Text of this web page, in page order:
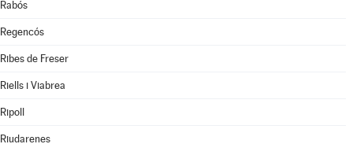
Rabós
Regencós
Ribes de Freser
Riells i Viabrea
Ripoll
Riudarenes